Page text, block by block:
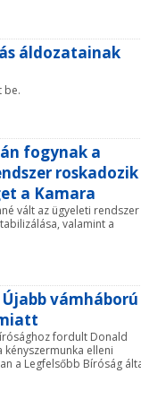
áldozatainak
be.
fogynak a
roskadozik
a Kamara
vált az ügyeleti rendszer
valamint a
vámháború
fordult Donald
elleni
a Legfelsőbb Bíróság